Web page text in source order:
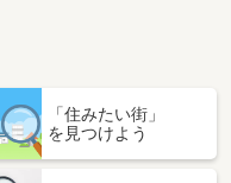
「住みたい街」
を見つけよう